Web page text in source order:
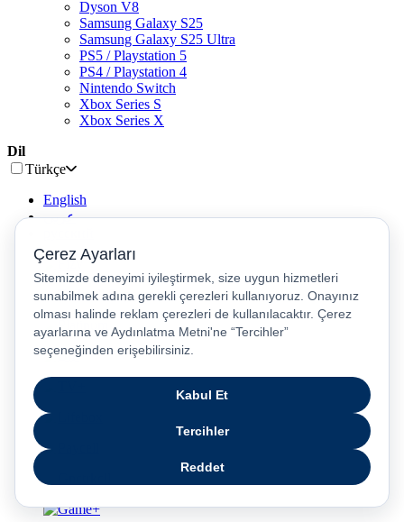
Dyson V8
Samsung Galaxy S25
Samsung Galaxy S25 Ultra
PS5 / Playstation 5
PS4 / Playstation 4
Nintendo Switch
Xbox Series S
Xbox Series X
Dil
Türkçe
English
عربى